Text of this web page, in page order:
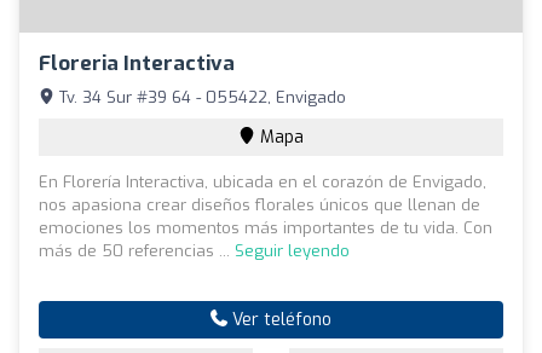
Floreria Interactiva
Tv. 34 Sur #39 64 - 055422, Envigado
Mapa
En Florería Interactiva, ubicada en el corazón de Envigado,
nos apasiona crear diseños florales únicos que llenan de
emociones los momentos más importantes de tu vida. Con
más de 50 referencias ... Seguir leyendo
Ver teléfono